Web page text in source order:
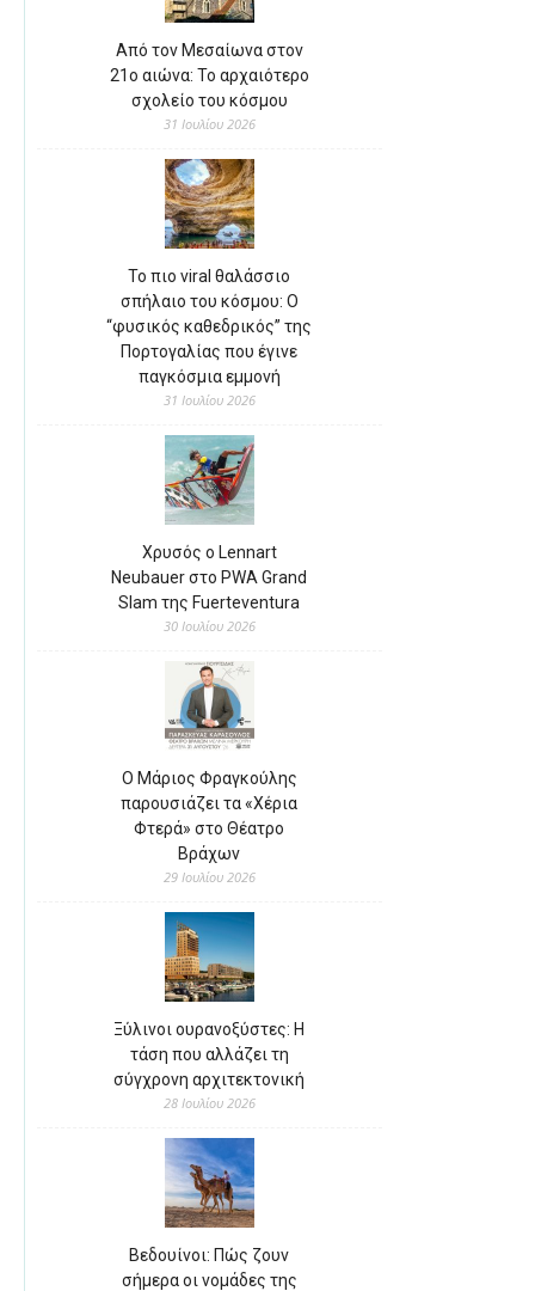
Από τον Μεσαίωνα στον
21ο αιώνα: Το αρχαιότερο
σχολείο του κόσμου
31 Ιουλίου 2026
Το πιο viral θαλάσσιο
σπήλαιο του κόσμου: Ο
“φυσικός καθεδρικός” της
Πορτογαλίας που έγινε
παγκόσμια εμμονή
31 Ιουλίου 2026
Χρυσός ο Lennart
Neubauer στο PWA Grand
Slam της Fuerteventura
30 Ιουλίου 2026
Ο Μάριος Φραγκούλης
παρουσιάζει τα «Χέρια
Φτερά» στο Θέατρο
Βράχων
29 Ιουλίου 2026
Ξύλινοι ουρανοξύστες: Η
τάση που αλλάζει τη
σύγχρονη αρχιτεκτονική
28 Ιουλίου 2026
Βεδουίνοι: Πώς ζουν
σήμερα οι νομάδες της